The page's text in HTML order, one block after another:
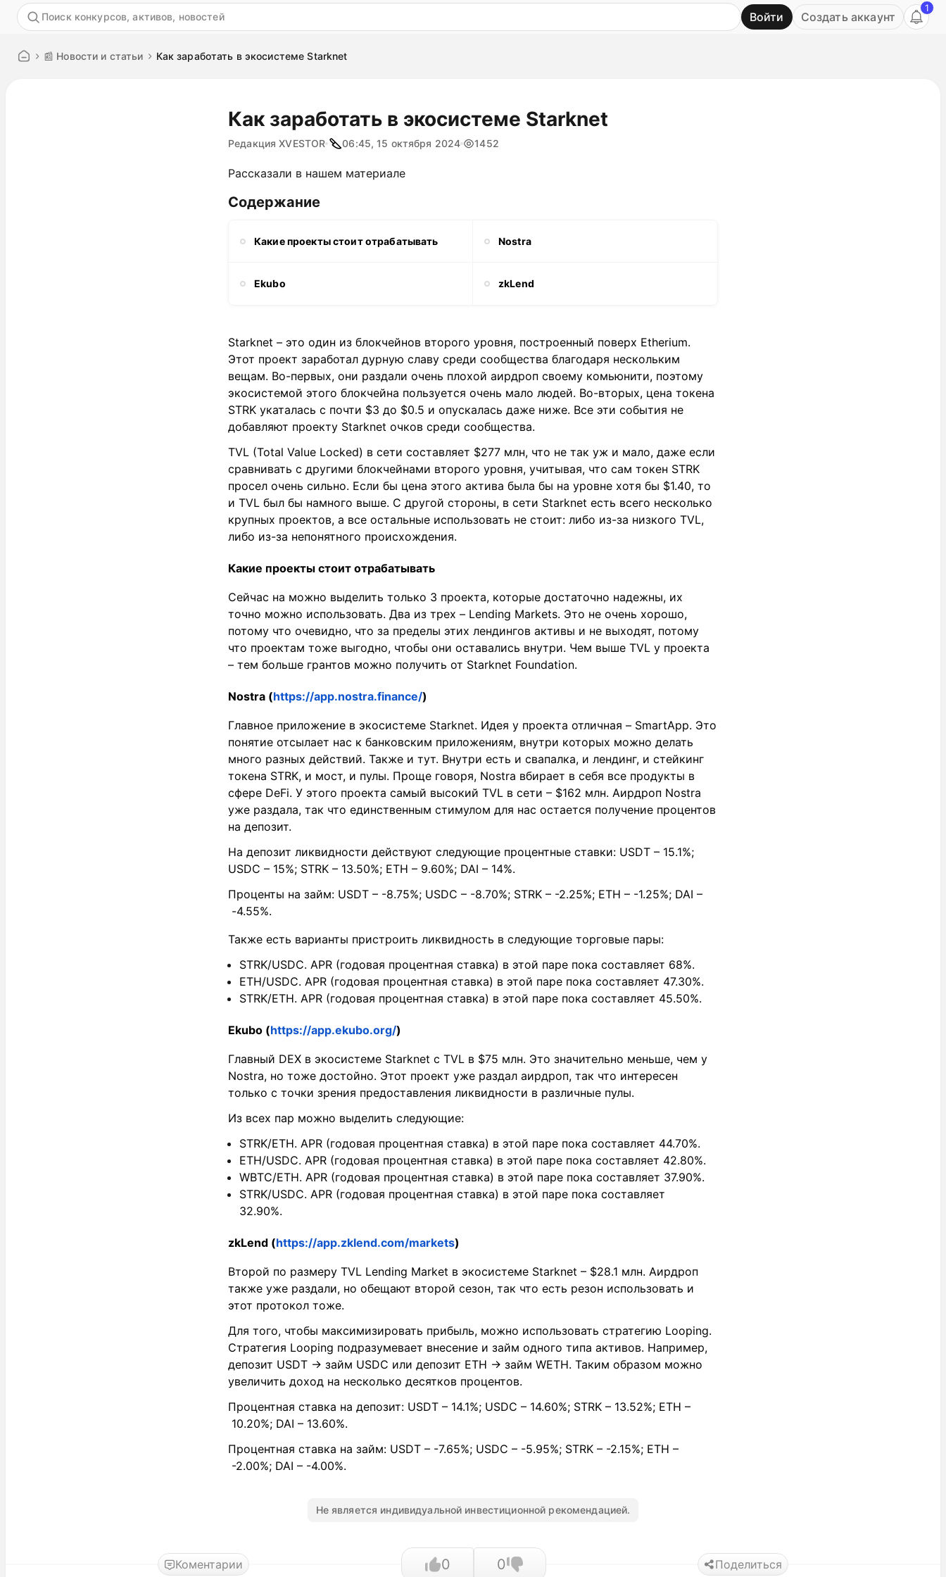
Войти Создать аккаунт
1
📰 Новости и статьи Как заработать в экосистеме Starknet
Как заработать в экосистеме Starknet
Редакция XVESTOR 06:45, 15 октября 2024 1452
Рассказали в нашем материале
Содержание
Какие проекты стоит отрабатывать Nostra
Ekubo zkLend
Starknet – это один из блокчейнов второго уровня, построенный поверх Etherium.
Этот проект заработал дурную славу среди сообщества благодаря нескольким
вещам. Во-первых, они раздали очень плохой аирдроп своему комьюнити, поэтому
экосистемой этого блокчейна пользуется очень мало людей. Во-вторых, цена токена
STRK укаталась с почти $3 до $0.5 и опускалась даже ниже. Все эти события не
добавляют проекту Starknet очков среди сообщества.
TVL (Total Value Locked) в сети составляет $277 млн, что не так уж и мало, даже если
сравнивать с другими блокчейнами второго уровня, учитывая, что сам токен STRK
просел очень сильно. Если бы цена этого актива была бы на уровне хотя бы $1.40, то
и TVL был бы намного выше. С другой стороны, в сети Starknet есть всего несколько
крупных проектов, а все остальные использовать не стоит: либо из-за низкого TVL,
либо из-за непонятного происхождения.
Какие проекты стоит отрабатывать
Сейчас на можно выделить только 3 проекта, которые достаточно надежны, их
точно можно использовать. Два из трех – Lending Markets. Это не очень хорошо,
потому что очевидно, что за пределы этих лендингов активы и не выходят, потому
что проектам тоже выгодно, чтобы они оставались внутри. Чем выше TVL у проекта
– тем больше грантов можно получить от Starknet Foundation.
Nostra (https://app.nostra.finance/)
Главное приложение в экосистеме Starknet. Идея у проекта отличная – SmartApp. Это
понятие отсылает нас к банковским приложениям, внутри которых можно делать
много разных действий. Также и тут. Внутри есть и свапалка, и лендинг, и стейкинг
токена STRK, и мост, и пулы. Проще говоря, Nostra вбирает в себя все продукты в
сфере DeFi. У этого проекта самый высокий TVL в сети – $162 млн. Аирдроп Nostra
уже раздала, так что единственным стимулом для нас остается получение процентов
на депозит.
На депозит ликвидности действуют следующие процентные ставки: USDT – 15.1%;
USDC – 15%; STRK – 13.50%; ETH – 9.60%; DAI – 14%.
Проценты на займ: USDT – -8.75%; USDC – -8.70%; STRK – -2.25%; ETH – -1.25%; DAI –
-4.55%.
Также есть варианты пристроить ликвидность в следующие торговые пары:
STRK/USDC. APR (годовая процентная ставка) в этой паре пока составляет 68%.
ETH/USDC. APR (годовая процентная ставка) в этой паре пока составляет 47.30%.
STRK/ETH. APR (годовая процентная ставка) в этой паре пока составляет 45.50%.
Ekubo (https://app.ekubo.org/)
Главный DEX в экосистеме Starknet с TVL в $75 млн. Это значительно меньше, чем у
Nostra, но тоже достойно. Этот проект уже раздал аирдроп, так что интересен
только с точки зрения предоставления ликвидности в различные пулы.
Из всех пар можно выделить следующие:
STRK/ETH. APR (годовая процентная ставка) в этой паре пока составляет 44.70%.
ETH/USDC. APR (годовая процентная ставка) в этой паре пока составляет 42.80%.
WBTC/ETH. APR (годовая процентная ставка) в этой паре пока составляет 37.90%.
STRK/USDC. APR (годовая процентная ставка) в этой паре пока составляет
32.90%.
zkLend (https://app.zklend.com/markets)
Второй по размеру TVL Lending Market в экосистеме Starknet – $28.1 млн. Аирдроп
также уже раздали, но обещают второй сезон, так что есть резон использовать и
этот протокол тоже.
Для того, чтобы максимизировать прибыль, можно использовать стратегию Looping.
Стратегия Looping подразумевает внесение и займ одного типа активов. Например,
депозит USDT → займ USDC или депозит ETH → займ WETH. Таким образом можно
увеличить доход на несколько десятков процентов.
Процентная ставка на депозит: USDT – 14.1%; USDC – 14.60%; STRK – 13.52%; ETH –
10.20%; DAI – 13.60%.
Процентная ставка на займ: USDT – -7.65%; USDC – -5.95%; STRK – -2.15%; ETH –
-2.00%; DAI – -4.00%.
Не является индивидуальной инвестиционной рекомендацией.
Коментарии 0 0 Поделиться